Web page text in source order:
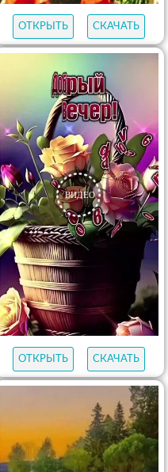
ОТКРЫТЬ СКАЧАТЬ
ОТКРЫТЬ СКАЧАТЬ